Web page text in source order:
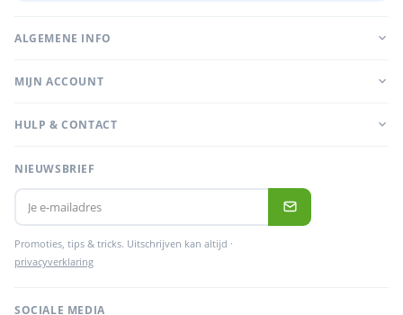
ALGEMENE INFO
MIJN ACCOUNT
HULP & CONTACT
NIEUWSBRIEF
Promoties, tips & tricks. Uitschrijven kan altijd ·
privacyverklaring
SOCIALE MEDIA